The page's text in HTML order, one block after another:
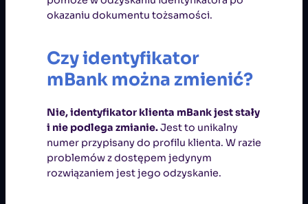
okazaniu dokumentu tożsamości.
Czy identyfikator
mBank można zmienić?
Nie, identyfikator klienta mBank jest stały
i nie podlega zmianie.Jest to unikalny
numer przypisany do profilu klienta. W razie
problemów z dostępem jedynym
rozwiązaniem jest jego odzyskanie.